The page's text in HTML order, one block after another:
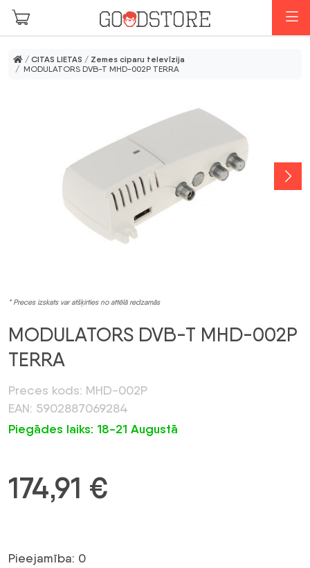
Skip to main content
/ CITAS LIETAS / Zemes ciparu televīzija
/ MODULATORS DVB-T MHD-002P TERRA
* Preces izskats var atšķirties no attēlā redzamās
MODULATORS DVB-T MHD-002P
TERRA
Preces kods: MHD-002P
EAN: 5902887069284
Piegādes laiks: 18-21 Augustā
174,91 €
Pieejamība: 0